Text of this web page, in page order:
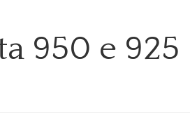
950 e 925